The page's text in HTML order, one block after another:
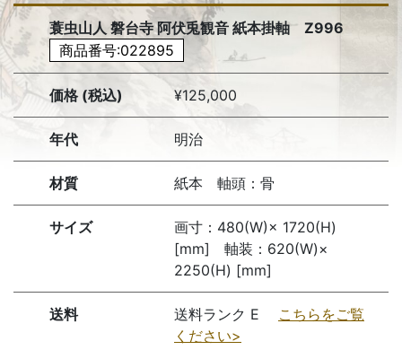
蓑虫山人 磐台寺 阿伏兎観音 紙本掛軸 Z996
商品番号:022895
価格 (税込) ¥125,000
年代 明治
材質 紙本 軸頭：骨
サイズ
画寸：480(W)× 1720(H)
[mm] 軸装：620(W)×
2250(H) [mm]
送料 送料ランク E こちらをご覧
ください>